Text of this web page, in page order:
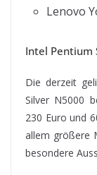
Lenovo
Intel Pentium
Die derzeit
Silver N5000
230 Euro und
allem größere
besondere